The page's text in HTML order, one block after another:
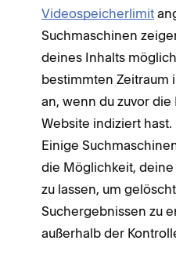
Videospeicherlimit
Suchmaschinen
deines Inhalts
bestimmten Zeitraum
an, wenn du zuvor
Website indiziert hast.
Einige
die Möglichkeit,
zu lassen, um
Suchergebnissen zu
außerhalb der